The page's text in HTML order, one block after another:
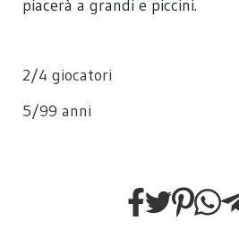
piacerà a grandi e piccini.
2/4 giocatori
5/99 anni